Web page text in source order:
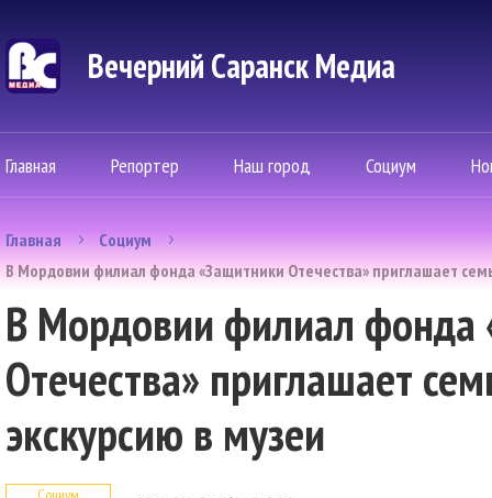
Вечерний Саранск Mедиа
Главная Репортер Наш город Социум
Главная
Социум
В Мордовии филиал фонда «Защитники Отечества» приглашает
В Мордовии филиал фонда
Отечества» приглашает
экскурсию в музеи